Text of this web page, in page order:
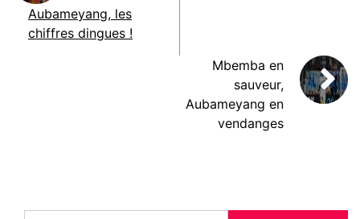
Aubameyang, les
chiffres dingues !
Mbemba en
sauveur,
Aubameyang en
vendanges